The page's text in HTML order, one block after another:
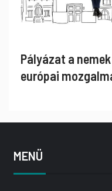
Pályázat a
európai
MENÜ